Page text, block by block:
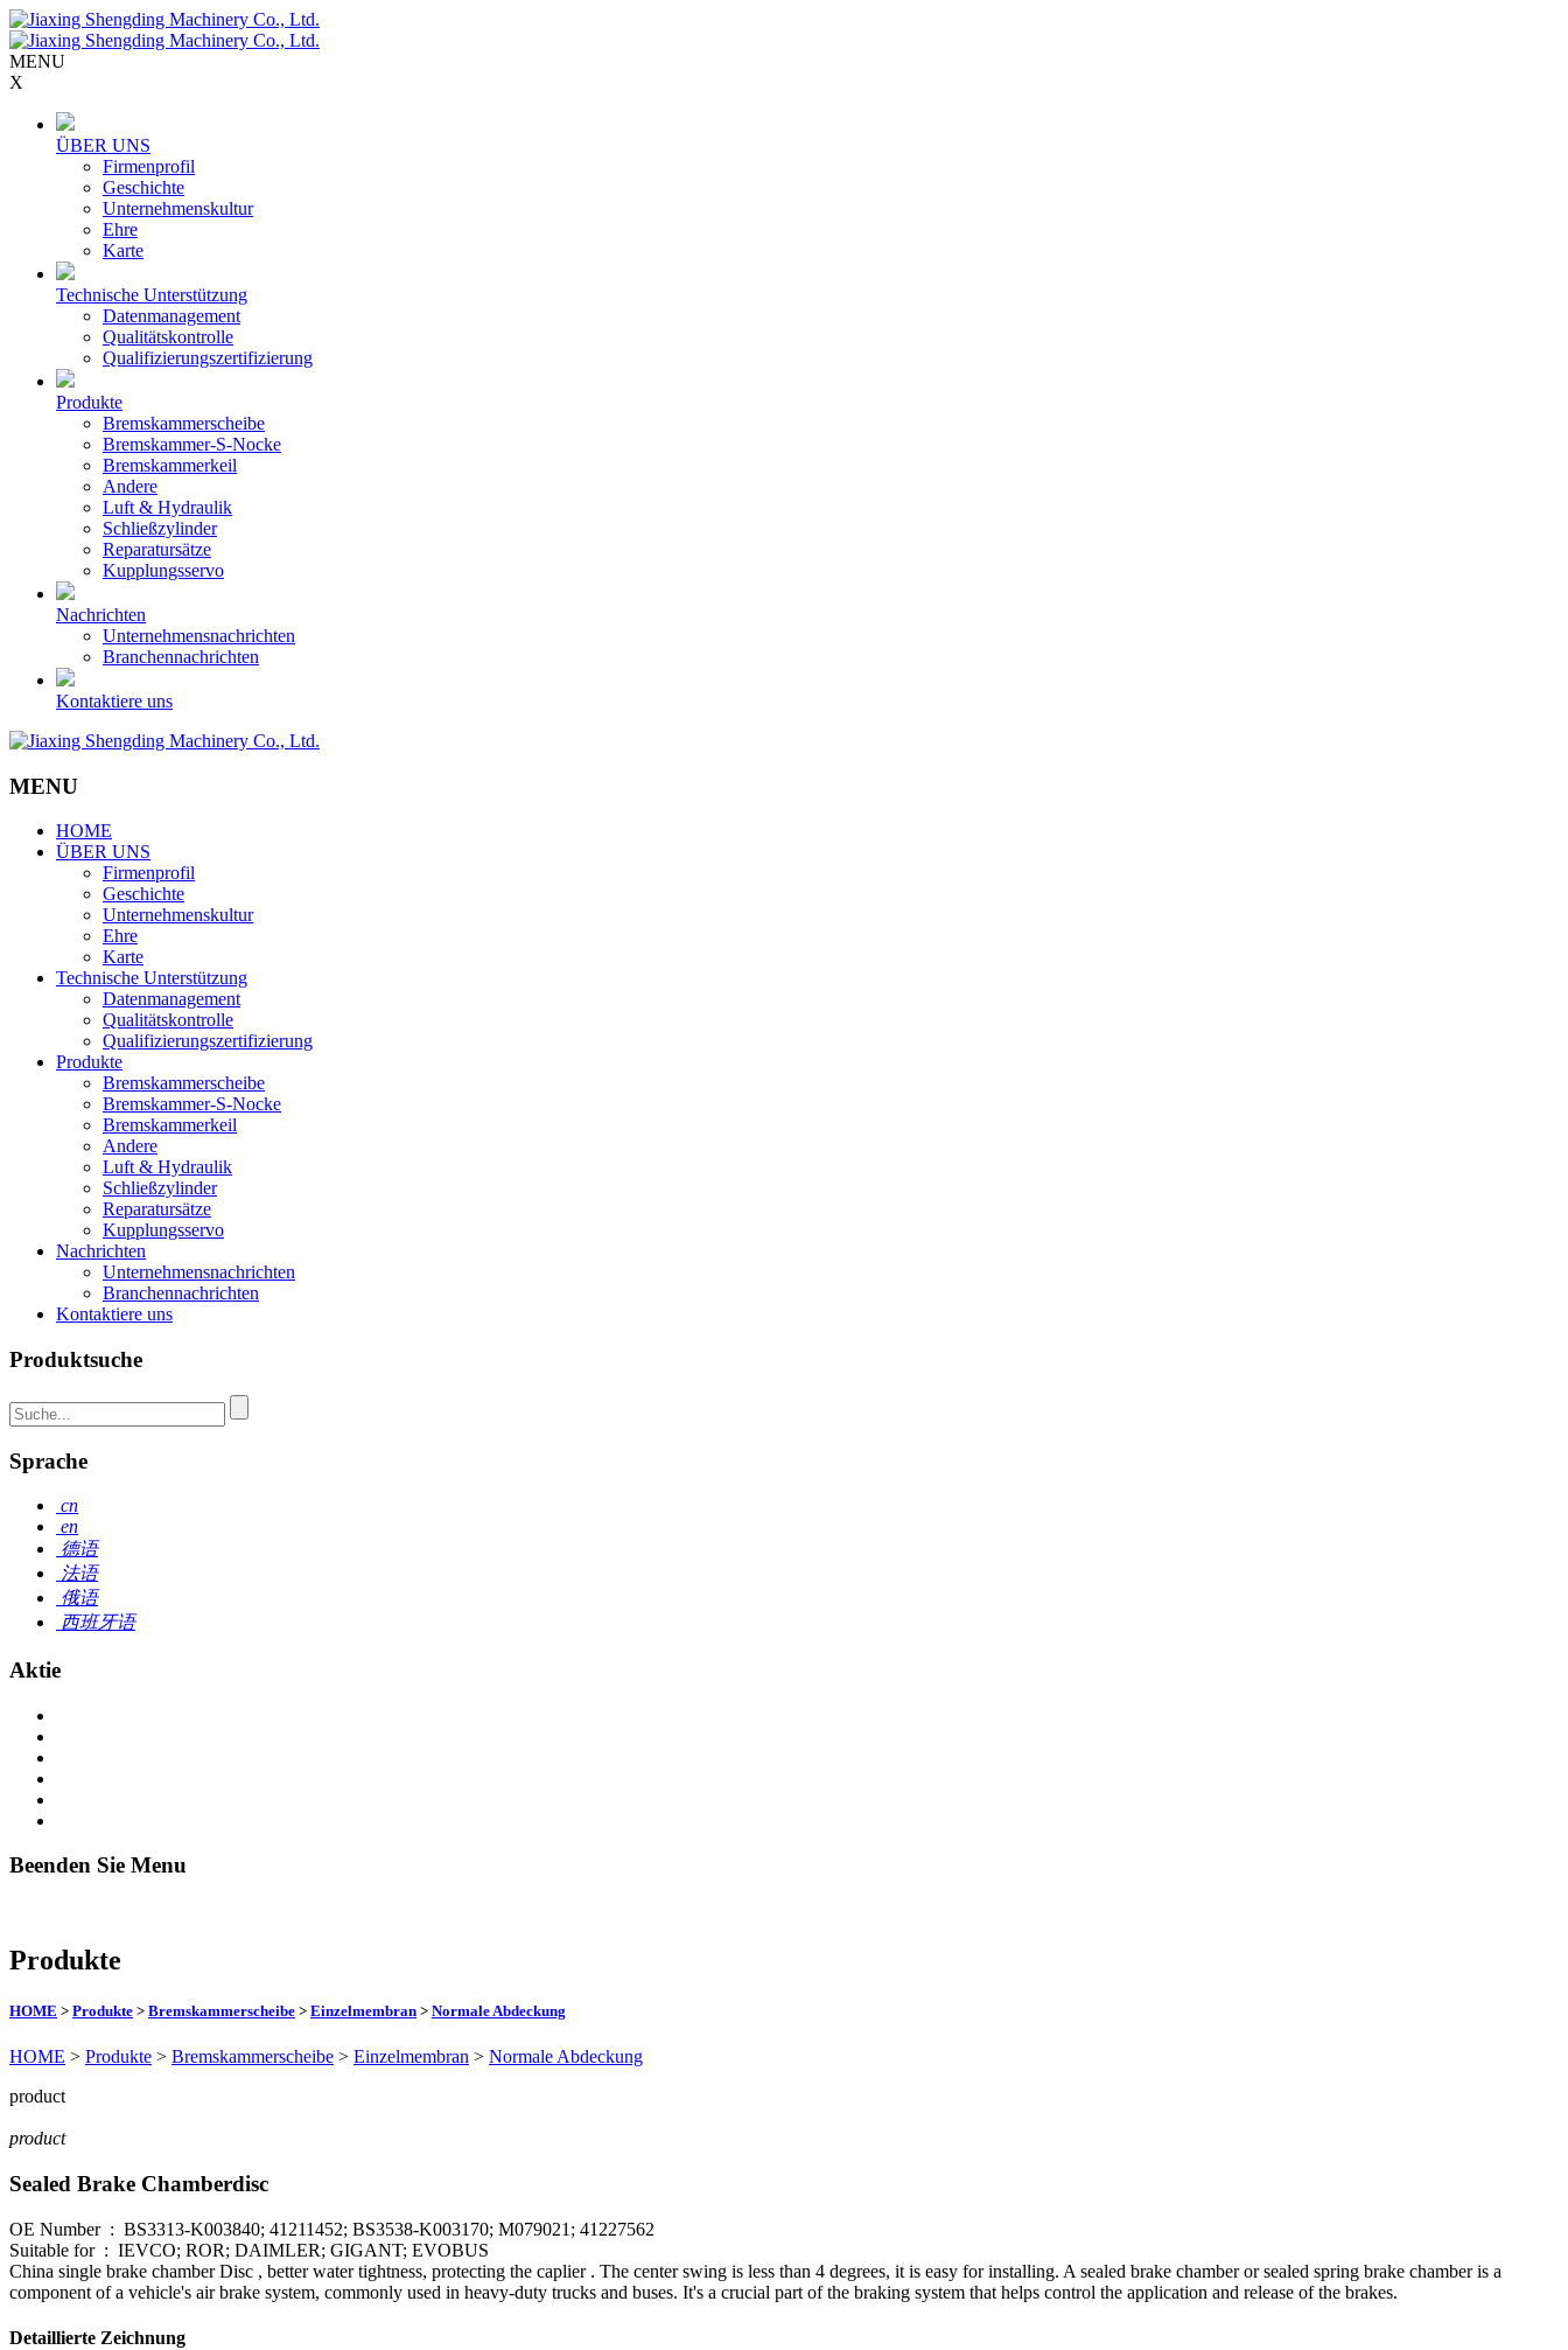
MENU
X
ÜBER UNS
Firmenprofil
Geschichte
Unternehmenskultur
Ehre
Karte
Technische Unterstützung
Datenmanagement
Qualitätskontrolle
Qualifizierungszertifizierung
Produkte
Bremskammerscheibe
Bremskammer-S-Nocke
Bremskammerkeil
Andere
Luft & Hydraulik
Schließzylinder
Reparatursätze
Kupplungsservo
Nachrichten
Unternehmensnachrichten
Branchennachrichten
Kontaktiere uns
MENU
HOME
ÜBER UNS
Firmenprofil
Geschichte
Unternehmenskultur
Ehre
Karte
Technische Unterstützung
Datenmanagement
Qualitätskontrolle
Qualifizierungszertifizierung
Produkte
Bremskammerscheibe
Bremskammer-S-Nocke
Bremskammerkeil
Andere
Luft & Hydraulik
Schließzylinder
Reparatursätze
Kupplungsservo
Nachrichten
Unternehmensnachrichten
Branchennachrichten
Kontaktiere uns
Produktsuche
Sprache
cn
en
德语
法语
俄语
西班牙语
Aktie
Beenden Sie Menu
Produkte
HOME > Produkte > Bremskammerscheibe > Einzelmembran > Normale Abdeckung
HOME > Produkte > Bremskammerscheibe > Einzelmembran > Normale Abdeckung
product
product
Sealed Brake Chamberdisc
OE Number : BS3313-K003840; 41211452; BS3538-K003170; M079021; 41227562
Suitable for : IEVCO; ROR; DAIMLER; GIGANT; EVOBUS
China single brake chamber Disc , better water tightness, protecting the caplier . The center swing is less than 4 degrees, it is easy for installing. A sealed brake chamber or sealed spring brake chamber is a
component of a vehicle's air brake system, commonly used in heavy-duty trucks and buses. It's a crucial part of the braking system that helps control the application and release of the brakes.
Detaillierte Zeichnung